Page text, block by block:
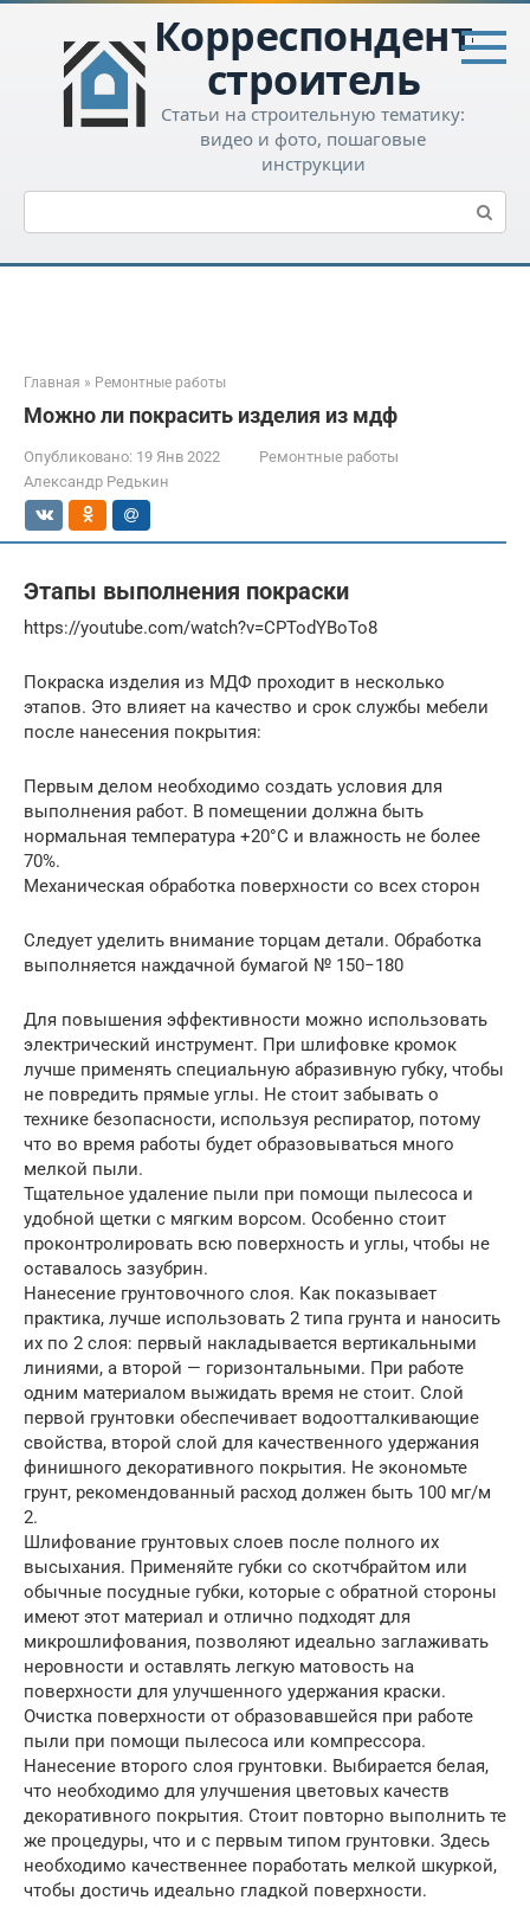
Перейти
контенту
Корреспондент-
строитель
Статьи на строительную тематику:
видео и фото, пошаговые
инструкции
Поиск:
Главная » Ремонтные работы
Можно ли покрасить изделия из мдф
Опубликовано: 19 Янв 2022
Ремонтные работы
Александр Редькин
Этапы выполнения покраски
https://youtube.com/watch?v=CPTodYBoTo8
Покраска изделия из МДФ проходит в несколько
этапов. Это влияет на качество и срок службы мебели
после нанесения покрытия:
Первым делом необходимо создать условия для
выполнения работ. В помещении должна быть
нормальная температура +20°С и влажность не более
70%.
Механическая обработка поверхности со всех сторон
Следует уделить внимание торцам детали. Обработка
выполняется наждачной бумагой № 150−180
Для повышения эффективности можно использовать
электрический инструмент. При шлифовке кромок
лучше применять специальную абразивную губку, чтобы
не повредить прямые углы. Не стоит забывать о
технике безопасности, используя респиратор, потому
что во время работы будет образовываться много
мелкой пыли.
Тщательное удаление пыли при помощи пылесоса и
удобной щетки с мягким ворсом. Особенно стоит
проконтролировать всю поверхность и углы, чтобы не
оставалось зазубрин.
Нанесение грунтовочного слоя. Как показывает
практика, лучше использовать 2 типа грунта и наносить
их по 2 слоя: первый накладывается вертикальными
линиями, а второй — горизонтальными. При работе
одним материалом выжидать время не стоит. Слой
первой грунтовки обеспечивает водоотталкивающие
свойства, второй слой для качественного удержания
финишного декоративного покрытия. Не экономьте
грунт, рекомендованный расход должен быть 100 мг/м
2.
Шлифование грунтовых слоев после полного их
высыхания. Применяйте губки со скотчбрайтом или
обычные посудные губки, которые с обратной стороны
имеют этот материал и отлично подходят для
микрошлифования, позволяют идеально заглаживать
неровности и оставлять легкую матовость на
поверхности для улучшенного удержания краски.
Очистка поверхности от образовавшейся при работе
пыли при помощи пылесоса или компрессора.
Нанесение второго слоя грунтовки. Выбирается белая,
что необходимо для улучшения цветовых качеств
декоративного покрытия. Стоит повторно выполнить те
же процедуры, что и с первым типом грунтовки. Здесь
необходимо качественнее поработать мелкой шкуркой,
чтобы достичь идеально гладкой поверхности.